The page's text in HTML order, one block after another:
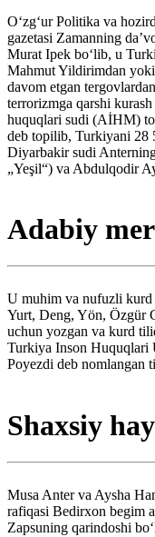
Oʻzgʻur Politika va
gazetasi Zamanning
Murat Ipek boʻlib, u
Mahmut Yildirimdan
davom etgan
terrorizmga qarshi
huquqlari sudi (AİHM)
deb topilib, Turkiyani 28
Diyarbakir sudi
„Yeşil“) va Abdulqodir
Adabiy
U muhim va nufuzli
Yurt, Deng, Yön, Özgür
uchun yozgan va kurd
Turkiya Inson Huquqlari
Poyezdi deb nomlangan
Shaxsiy
Musa Anter va Aysha
rafiqasi Bedirxon begim
Zapsuning qarindoshi